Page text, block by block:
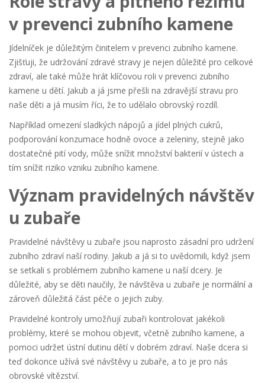
v prevenci zubního kamene
Jídelníček je důležitým činitelem v prevenci zubního kamene.
Zjišťuji, že udržování zdravé stravy je nejen důležité pro celkové
zdraví, ale také může hrát klíčovou roli v prevenci zubního
kamene u dětí. Jakub a já jsme přešli na zdravější stravu pro
naše děti a já musím říci, že to udělalo obrovský rozdíl.
Například omezení sladkých nápojů a jídel plných cukrů,
podporování konzumace hodně ovoce a zeleniny, stejně jako
dostatečné pití vody, může snížit množství bakterií v ústech a
tím snížit riziko vzniku zubního kamene.
Význam pravidelných návštěv
u zubaře
Pravidelné návštěvy u zubaře jsou naprosto zásadní pro udržení
zubního zdraví naší rodiny. Jakub a já si to uvědomili, když jsem
se setkali s problémem zubního kamene u naší dcery. Je
důležité, aby se děti naučily, že návštěva u zubaře je normální a
zároveň důležitá část péče o jejich zuby.
Pravidelné kontroly umožňují zubaři kontrolovat jakékoli
problémy, které se mohou objevit, včetně zubního kamene, a
pomoci udržet ústní dutinu dětí v dobrém zdraví. Naše dcera si
teď dokonce užívá své návštěvy u zubaře, a to je pro nás
obrovské vítězství.